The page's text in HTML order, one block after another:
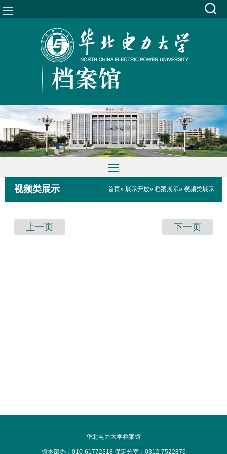
视频类展示 首页» 展示开放» 档案展示» 视频类展示
上一页 下一页
华北电力大学档案馆
馆本部办：010-61772318 保定分室：0312-7522876